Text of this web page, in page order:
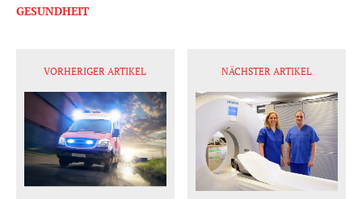
GESUNDHEIT
VORHERIGER ARTIKEL NÄCHSTER ARTIKEL